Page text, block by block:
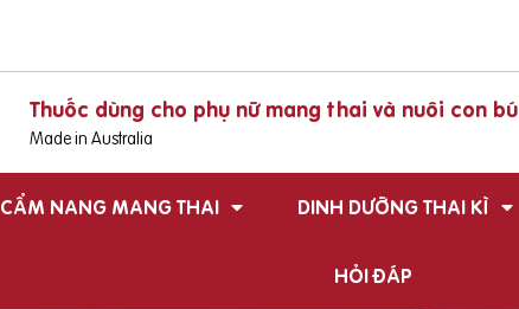
Thuốc dùng cho phụ nữ mang thai và nuôi con bú
Made in Australia
CẨM NANG MANG THAI DINH DƯỠNG THAI KÌ
HỎI ĐÁP